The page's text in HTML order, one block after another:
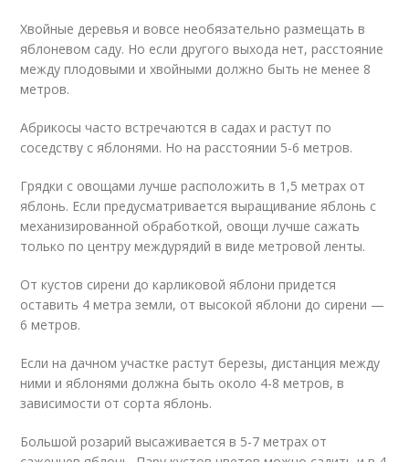
Хвойные деревья и вовсе необязательно размещать в
яблоневом саду. Но если другого выхода нет, расстояние
между плодовыми и хвойными должно быть не менее 8
метров.
Абрикосы часто встречаются в садах и растут по
соседству с яблонями. Но на расстоянии 5-6 метров.
Грядки с овощами лучше расположить в 1,5 метрах от
яблонь. Если предусматривается выращивание яблонь с
механизированной обработкой, овощи лучше сажать
только по центру междурядий в виде метровой ленты.
От кустов сирени до карликовой яблони придется
оставить 4 метра земли, от высокой яблони до сирени —
6 метров.
Если на дачном участке растут березы, дистанция между
ними и яблонями должна быть около 4-8 метров, в
зависимости от сорта яблонь.
Большой розарий высаживается в 5-7 метрах от